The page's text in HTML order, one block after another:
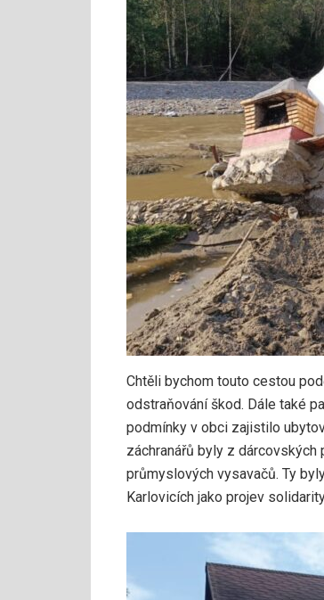
Chtěli bychom touto cestou
odstraňování škod. Dále také
podmínky v obci zajistilo
záchranářů byly z
průmyslových vysavačů. Ty
Karlovicích jako projev